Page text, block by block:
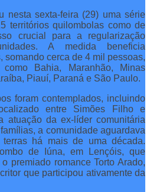
nesta sexta-feira (29) uma série
territórios quilombolas como de
crucial para a regularização
A medida beneficia
somando cerca de 4 mil pessoas,
Bahia, Maranhão, Minas
Piauí, Paraná e São Paulo.
foram contemplados, incluindo
entre Simões Filho e
atuação da ex-líder comunitária
a comunidade aguardava
há mais de uma década.
de Iúna, em Lençóis, que
premiado romance Torto Arado,
que participou ativamente da